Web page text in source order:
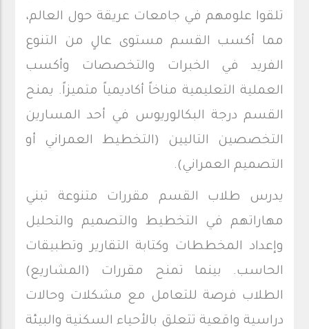
تلقوا علومهم في جامعات عريقة حول العالم،
مما أكسب القسم مستوى عالٍ من التنوع
الفريد في الخبرات والتخصصات وأكسب
العملية التعليمية مناخاً أكاديمياً متميزاً. يمنح
القسم درجة البكالوريوس في أحد المسارين
التخصصين التاليين (التخطيط العمراني أو
التصميم العمراني).
يدرس طلاب القسم مقررات متنوعة تبني
مهاراتهم في التخطيط والتصميم والتحليل
وإعداد المخططات وكتابة التقارير وتطبيقات
الحاسب. بينما تمنح مقررات (المشاريع)
الطلاب فرصة للتعامل مع مشكلات وحالات
دراسية واقعية تتعلق بالأحياء السكنية والبيئة